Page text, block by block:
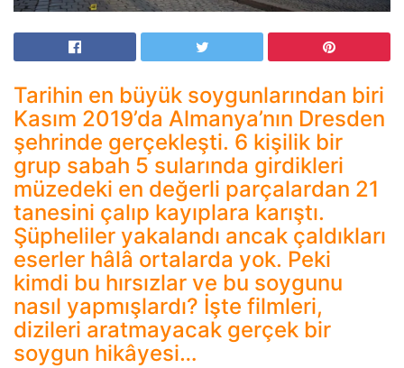
Tarihin en büyük soygunlarından biri
Kasım 2019’da Almanya’nın Dresden
şehrinde gerçekleşti. 6 kişilik bir
grup sabah 5 sularında girdikleri
müzedeki en değerli parçalardan 21
tanesini çalıp kayıplara karıştı.
Şüpheliler yakalandı ancak çaldıkları
eserler hâlâ ortalarda yok. Peki
kimdi bu hırsızlar ve bu soygunu
nasıl yapmışlardı? İşte filmleri,
dizileri aratmayacak gerçek bir
soygun hikâyesi…